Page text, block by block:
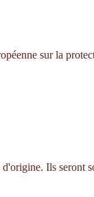
sur la
Ils seront